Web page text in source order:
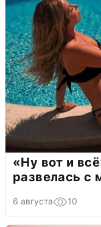
«Ну вот и
развелась
6 августа 10